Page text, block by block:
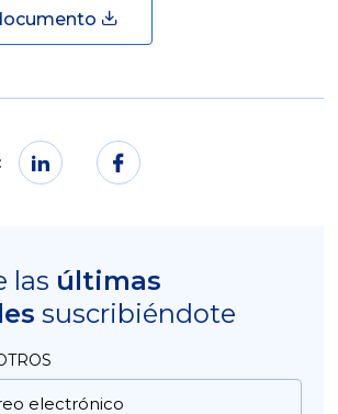
las últimas
suscribiéndote